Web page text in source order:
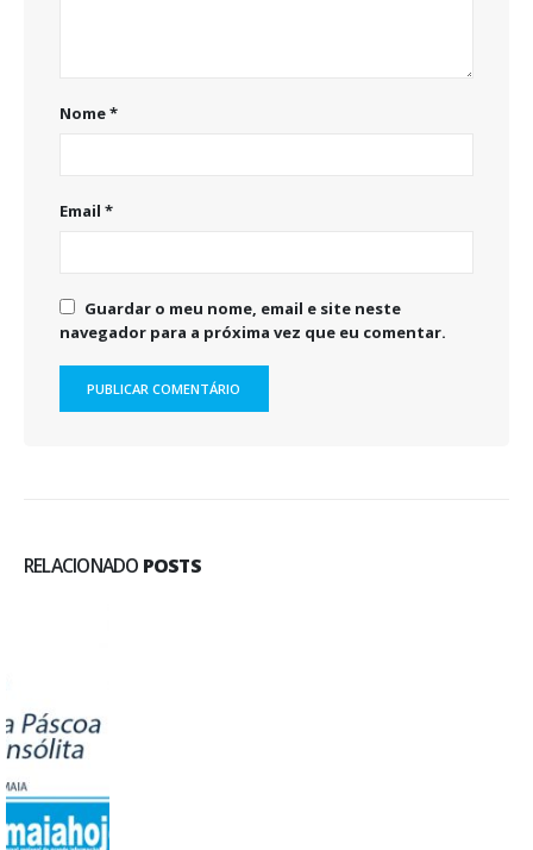
Nome*
Email *
Guardar o meu nome, email e site neste
navegador para a próxima vez que eu comentar.
RELACIONADO POSTS